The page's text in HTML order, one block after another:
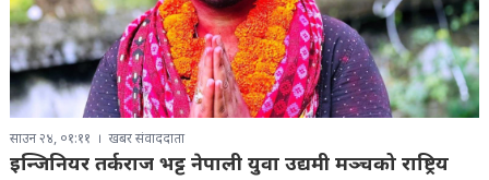
साउन २४, ०१:११ खबर संवाददाता
इन्जिनियर तर्कराज भट्ट नेपाली युवा उद्यमी मञ्चको राष्ट्रिय